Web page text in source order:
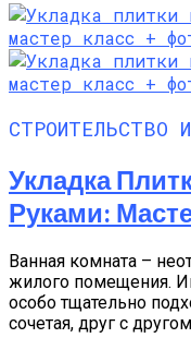
СТРОИТЕЛЬСТВО
Укладка
Руками:
Ванная комната –
жилого помещения.
особо тщательно
сочетая, друг с